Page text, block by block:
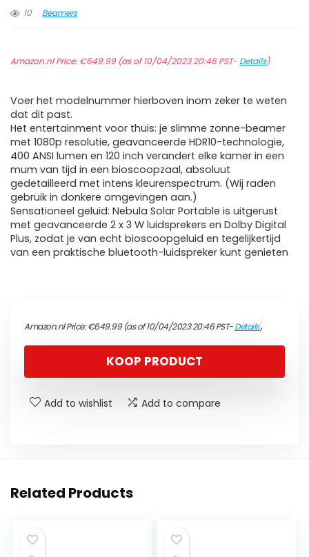
10
Beamers
Amazon.nl Price:€649.99(as of 10/04/2023 20:46 PST- Details)
Voer het modelnummer hierboven inom zeker te weten
dat dit past.
Het entertainment voor thuis: je slimme zonne-beamer
met 1080p resolutie, geavanceerde HDR10-technologie,
400 ANSI lumen en 120 inch verandert elke kamer in een
mum van tijd in een bioscoopzaal, absoluut
gedetailleerd met intens kleurenspectrum. (Wij raden
gebruik in donkere omgevingen aan.)
Sensationeel geluid: Nebula Solar Portable is uitgerust
met geavanceerde 2 x 3 W luidsprekers en Dolby Digital
Plus, zodat je van echt bioscoopgeluid en tegelijkertijd
van een praktische bluetooth-luidspreker kunt genieten
Amazon.nl Price:€649.99(as of 10/04/2023 20:46 PST-Details)
KOOP PRODUCT
Add to wishlist Add to compare
Related Products